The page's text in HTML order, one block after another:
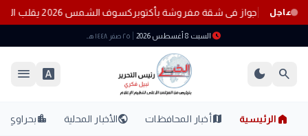
عاجلبأكتوبر كسوف الشمس 2026 يقلب النهار ظلامًا.. 7 أبراج على موعد مع الحظ
schedule السبت 8 أغسطس 2026 ٢٥ صفر ١٤٤٨ هـ
search
dark_mode
font_download
menu
home الرئيسية mapأخبار المحافظات publicالأخبار المحلية location_cityبحراوي